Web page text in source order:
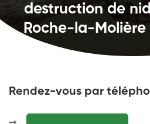
destruction de
Roche-la-Molière
Rendez-vous par